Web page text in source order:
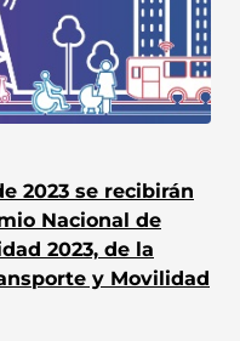
2023 se recibirán
Nacional de
2023, de la
y Movilidad